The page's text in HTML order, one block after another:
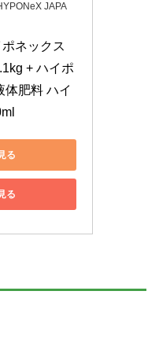
JAPA
ポネックス
+ ハイポ
体肥料 ハイ
る
る